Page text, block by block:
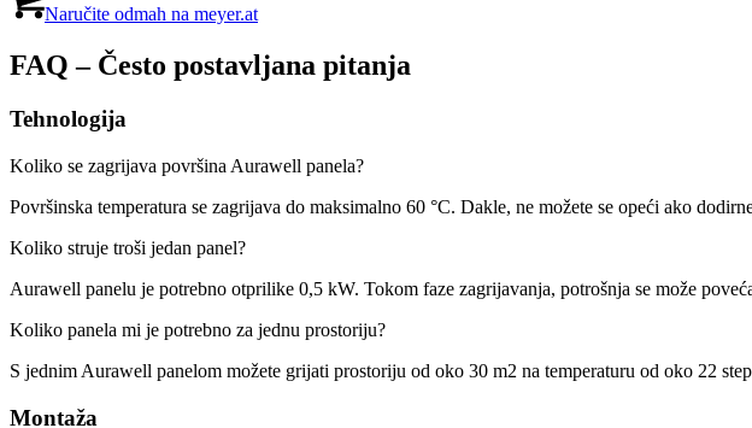
Naručite odmah na meyer.at
FAQ – Često postavljana pitanja
Tehnologija
Koliko se zagrijava površina Aurawell panela?
Površinska temperatura se zagrijava do maksimalno 60 °C. Dakle, ne možete se opeći ako
Koliko struje troši jedan panel?
Aurawell panelu je potrebno otprilike 0,5 kW. Tokom faze zagrijavanja, potrošnja se može
Koliko panela mi je potrebno za jednu prostoriju?
S jednim Aurawell panelom možete grijati prostoriju od oko 30 m2 na temperaturu od oko 22
Montaža